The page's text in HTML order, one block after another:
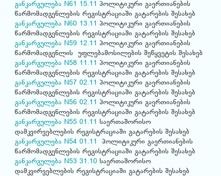
განკარგულება N61 15.11 პოლიტიკური გაერთიანების
წარმომადგენლების რეგისტრაციაში გატარების შესახებ
განკარგულება N60 13.11 პოლიტიკური გაერთიანების
წარმომადგენლების რეგისტრაციაში გატარების შესახებ
განკარგულება N59 12.11 პოლიტიკური გაერთიანების
წარმომადგენლის უფლებამოსილების შეწყვეტის შესახებ
განკარგულება N58 11.11 პოლიტიკური გაერთიანების
წარმომადგენლების რეგისტრაციაში გატარების შესახებ
განკარგულება N57 02.11 პოლიტიკური გაერთიანების
წარმომადგენლების რეგისტრაციაში გატარების შესახებ
განკარგულება N56 02.11 პოლიტიკური გაერთიანების
წარმომადგენლების რეგისტრაციაში გატარების შესახებ
განკარგულება N55 01.11 საერთაშორისო
დამკვირვებლების რეგისტრაციაში გატარების შესახებ
განკარგულება N54 01.11
პოლიტიკური გაერთიანების
წარმომადგენლების რეგისტრაციაში გატარების შესახებ
განკარგულება N53 31.10 საერთაშორისო
დამკვირვებლების რეგისტრაციაში გატარების შესახებ